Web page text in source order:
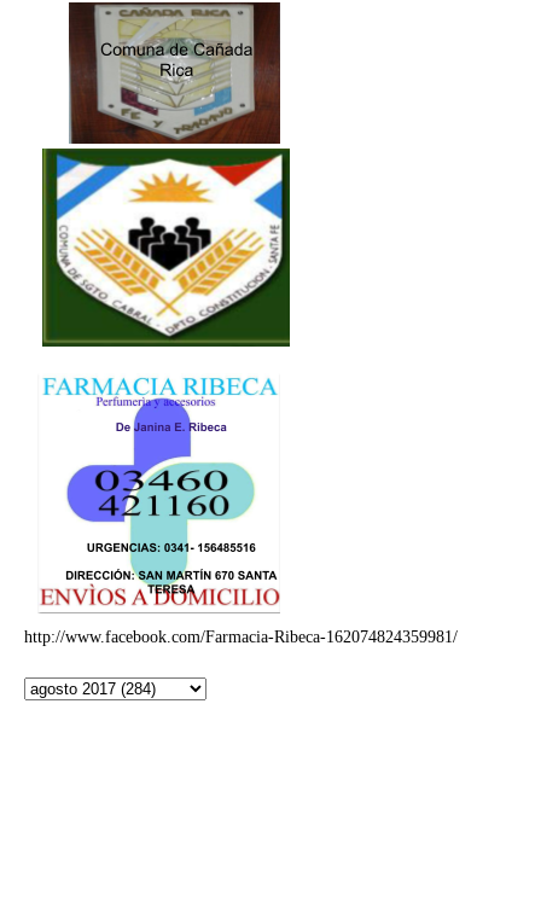
http://www.facebook.com/Farmacia-Ribeca-162074824359981/